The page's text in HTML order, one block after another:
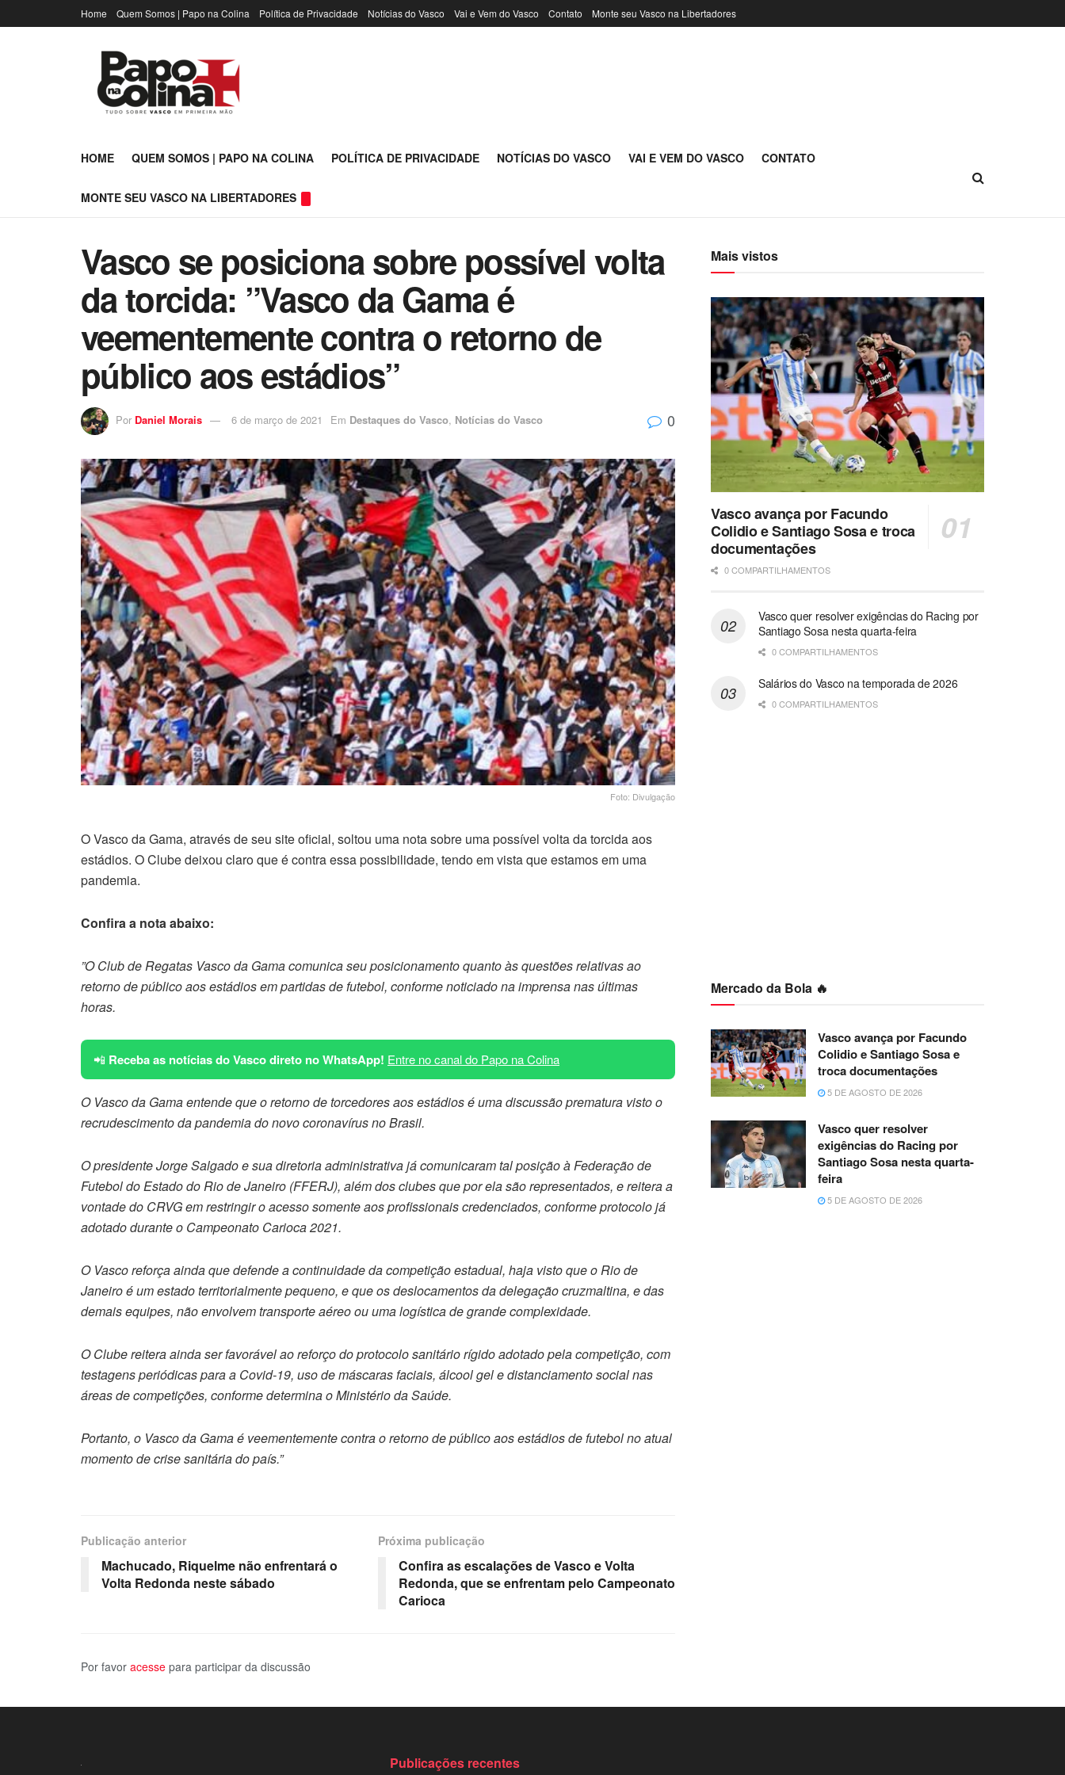
Home Quem Somos | Papo na Colina Política de Privacidade Notícias do Vasco Vai e Vem do Vasco Contato Monte seu Vasco na Libertadores
HOME QUEM SOMOS | PAPO NA COLINA POLÍTICA DE PRIVACIDADE NOTÍCIAS DO VASCO VAI E VEM DO VASCO CONTATO
MONTE SEU VASCO NA LIBERTADORES
Vasco se posiciona sobre possível volta
da torcida: ”Vasco da Gama é
veementemente contra o retorno de
público aos estádios”
Por Daniel Morais 6 de março de 2021 Em Destaques do Vasco, Notícias do Vasco 0
Foto: Divulgação
O Vasco da Gama, através de seu site oficial, soltou uma nota sobre uma possível volta da torcida aos
estádios. O Clube deixou claro que é contra essa possibilidade, tendo em vista que estamos em uma
pandemia.
Confira a nota abaixo:
”O Club de Regatas Vasco da Gama comunica seu posicionamento quanto às questões relativas ao
retorno de público aos estádios em partidas de futebol, conforme noticiado na imprensa nas últimas
horas.
📲 Receba as notícias do Vasco direto no WhatsApp! Entre no canal do Papo na Colina
O Vasco da Gama entende que o retorno de torcedores aos estádios é uma discussão prematura visto o
recrudescimento da pandemia do novo coronavírus no Brasil.
O presidente Jorge Salgado e sua diretoria administrativa já comunicaram tal posição à Federação de
Futebol do Estado do Rio de Janeiro (FFERJ), além dos clubes que por ela são representados, e reitera a
vontade do CRVG em restringir o acesso somente aos profissionais credenciados, conforme protocolo já
adotado durante o Campeonato Carioca 2021.
O Vasco reforça ainda que defende a continuidade da competição estadual, haja visto que o Rio de
Janeiro é um estado territorialmente pequeno, e que os deslocamentos da delegação cruzmaltina, e das
demais equipes, não envolvem transporte aéreo ou uma logística de grande complexidade.
O Clube reitera ainda ser favorável ao reforço do protocolo sanitário rígido adotado pela competição, com
testagens periódicas para a Covid-19, uso de máscaras faciais, álcool gel e distanciamento social nas
áreas de competições, conforme determina o Ministério da Saúde.
Portanto, o Vasco da Gama é veementemente contra o retorno de público aos estádios de futebol no atual
momento de crise sanitária do país.”
Publicação anterior
Machucado, Riquelme não enfrentará o
Volta Redonda neste sábado
Próxima publicação
Confira as escalações de Vasco e Volta
Redonda, que se enfrentam pelo Campeonato
Carioca
Por favor acesse para participar da discussão
Mais vistos
Vasco avança por Facundo
Colidio e Santiago Sosa e troca
documentações
0 COMPARTILHAMENTOS
Vasco quer resolver exigências do Racing por
Santiago Sosa nesta quarta-feira
0 COMPARTILHAMENTOS
Salários do Vasco na temporada de 2026
0 COMPARTILHAMENTOS
Mercado da Bola 🔥
Vasco avança por Facundo
Colidio e Santiago Sosa e
troca documentações
5 DE AGOSTO DE 2026
Vasco quer resolver
exigências do Racing por
Santiago Sosa nesta quarta-
feira
5 DE AGOSTO DE 2026
Publicações recentes